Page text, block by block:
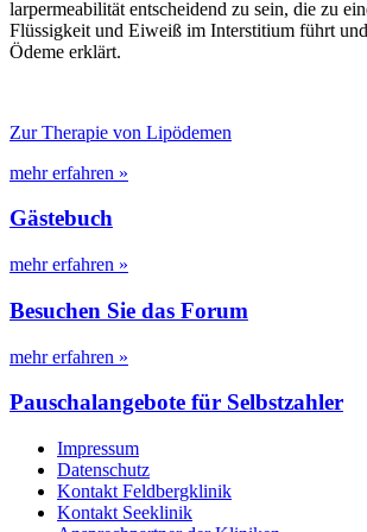
larpermeabilität entscheidend zu sein, die zu
Flüssigkeit und Eiweiß im Interstitium führt
Ödeme erklärt.
Zur Therapie von Lipödemen
mehr erfahren »
Gästebuch
mehr erfahren »
Besuchen Sie das Forum
mehr erfahren »
Pauschalangebote für Selbstzahler
Impressum
Datenschutz
Kontakt Feldbergklinik
Kontakt Seeklinik